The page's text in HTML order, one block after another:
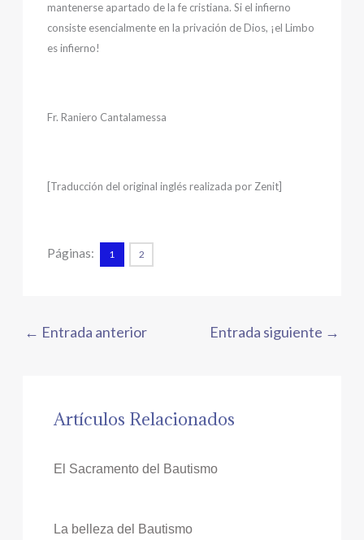
mantenerse apartado de la fe cristiana. Si el infierno
consiste esencialmente en la privación de Dios, ¡el Limbo
es infierno!
Fr. Raniero Cantalamessa
[Traducción del original inglés realizada por Zenit]
Páginas: 1 2
← Entrada anterior Entrada siguiente →
Artículos Relacionados
El Sacramento del Bautismo
La belleza del Bautismo